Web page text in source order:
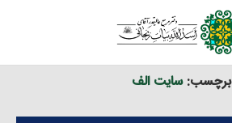
نوشته های برچسب شده با "سایت الف"
برچسب:سایت الف